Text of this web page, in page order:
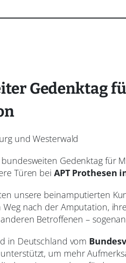
Gedenktag
und Westerwald
bundesweiten Gedenktag für
Türen bei APT Prothesen
unsere beinamputierten
nach der Amputation,
Betroffenen –
in Deutschland vom
unterstützt, um mehr